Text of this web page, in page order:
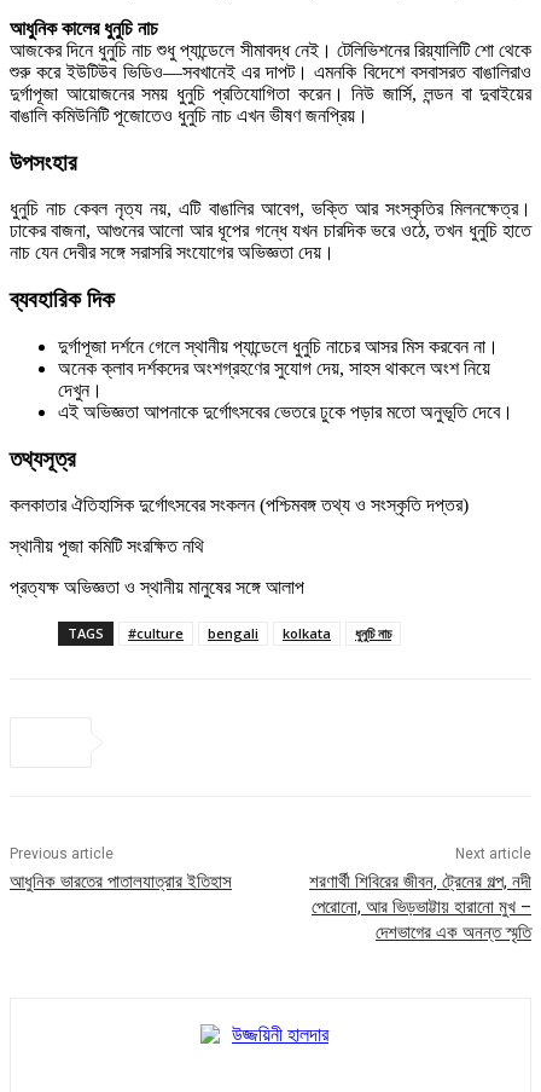
আধুনিক কালের ধুনুচি নাচ
আজকের দিনে ধুনুচি নাচ শুধু প্যান্ডেলে সীমাবদ্ধ নেই। টেলিভিশনের রিয়্যালিটি শো থেকে
শুরু করে ইউটিউব ভিডিও—সবখানেই এর দাপট। এমনকি বিদেশে বসবাসরত বাঙালিরাও
দুর্গাপূজা আয়োজনের সময় ধুনুচি প্রতিযোগিতা করেন। নিউ জার্সি, লন্ডন বা দুবাইয়ের
বাঙালি কমিউনিটি পূজোতেও ধুনুচি নাচ এখন ভীষণ জনপ্রিয়।
উপসংহার
ধুনুচি নাচ কেবল নৃত্য নয়, এটি বাঙালির আবেগ, ভক্তি আর সংস্কৃতির মিলনক্ষেত্র।
ঢাকের বাজনা, আগুনের আলো আর ধূপের গন্ধে যখন চারদিক ভরে ওঠে, তখন ধুনুচি হাতে
নাচ যেন দেবীর সঙ্গে সরাসরি সংযোগের অভিজ্ঞতা দেয়।
ব্যবহারিক দিক
দুর্গাপূজা দর্শনে গেলে স্থানীয় প্যান্ডেলে ধুনুচি নাচের আসর মিস করবেন না।
অনেক ক্লাব দর্শকদের অংশগ্রহণের সুযোগ দেয়, সাহস থাকলে অংশ নিয়ে
দেখুন।
এই অভিজ্ঞতা আপনাকে দুর্গোৎসবের ভেতরে ঢুকে পড়ার মতো অনুভূতি দেবে।
তথ্যসূত্র
কলকাতার ঐতিহাসিক দুর্গোৎসবের সংকলন (পশ্চিমবঙ্গ তথ্য ও সংস্কৃতি দপ্তর)
স্থানীয় পূজা কমিটি সংরক্ষিত নথি
প্রত্যক্ষ অভিজ্ঞতা ও স্থানীয় মানুষের সঙ্গে আলাপ
TAGS #culture bengali kolkata ধুনুচি নাচ
Previous article
আধুনিক ভারতের পাতালযাত্রার ইতিহাস
Next article
শরণার্থী শিবিরের জীবন, ট্রেনের গল্প, নদী
পেরোনো, আর ভিড়ভাট্টায় হারানো মুখ –
দেশভাগের এক অনন্ত স্মৃতি